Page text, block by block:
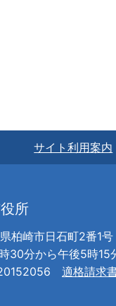
サイト利用案内
所
柏崎市日石町2番1号
30分から午後5時15
適格請求